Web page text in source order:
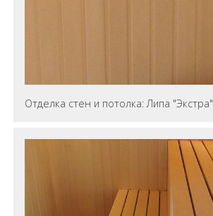
Отделка стен и потолка: Липа "Экстра"